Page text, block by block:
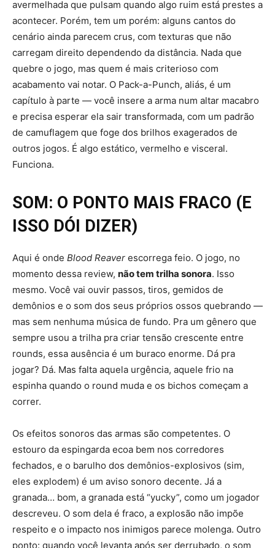
avermelhada que pulsam quando algo ruim está prestes a
acontecer. Porém, tem um porém: alguns cantos do
cenário ainda parecem crus, com texturas que não
carregam direito dependendo da distância. Nada que
quebre o jogo, mas quem é mais criterioso com
acabamento vai notar. O Pack-a-Punch, aliás, é um
capítulo à parte — você insere a arma num altar macabro
e precisa esperar ela sair transformada, com um padrão
de camuflagem que foge dos brilhos exagerados de
outros jogos. É algo estático, vermelho e visceral.
Funciona.
SOM: O PONTO MAIS FRACO (E
ISSO DÓI DIZER)
Aqui é onde Blood Reaver escorrega feio. O jogo, no
momento dessa review, não tem trilha sonora. Isso
mesmo. Você vai ouvir passos, tiros, gemidos de
demônios e o som dos seus próprios ossos quebrando —
mas sem nenhuma música de fundo. Pra um gênero que
sempre usou a trilha pra criar tensão crescente entre
rounds, essa ausência é um buraco enorme. Dá pra
jogar? Dá. Mas falta aquela urgência, aquele frio na
espinha quando o round muda e os bichos começam a
correr.
Os efeitos sonoros das armas são competentes. O
estouro da espingarda ecoa bem nos corredores
fechados, e o barulho dos demônios-explosivos (sim,
eles explodem) é um aviso sonoro decente. Já a
granada… bom, a granada está “yucky”, como um jogador
descreveu. O som dela é fraco, a explosão não impõe
respeito e o impacto nos inimigos parece molenga. Outro
ponto: quando você levanta após ser derrubado, o som